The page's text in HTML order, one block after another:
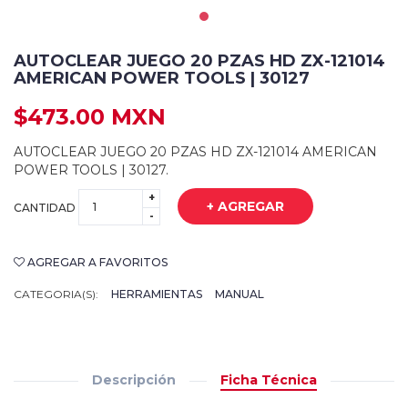
AUTOCLEAR JUEGO 20 PZAS HD ZX-121014
AMERICAN POWER TOOLS | 30127
$473.00 MXN
AUTOCLEAR JUEGO 20 PZAS HD ZX-121014 AMERICAN
POWER TOOLS | 30127.
CANTIDAD
+
-
+ AGREGAR
AGREGAR A FAVORITOS
CATEGORIA(S): HERRAMIENTAS MANUAL
Descripción Ficha Técnica